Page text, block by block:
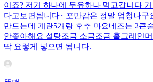
이죠? 저거 하나에 두유하나 먹고갑니다
다고보면됩니다~ 포만감은 정말 엄청나구
만드는데 계란5개랑 후추 마요네즈는 2큰
안좋아해요 설탕조금 소금조금 홀그레인
딱 요렇게 넣으면 됩니다.